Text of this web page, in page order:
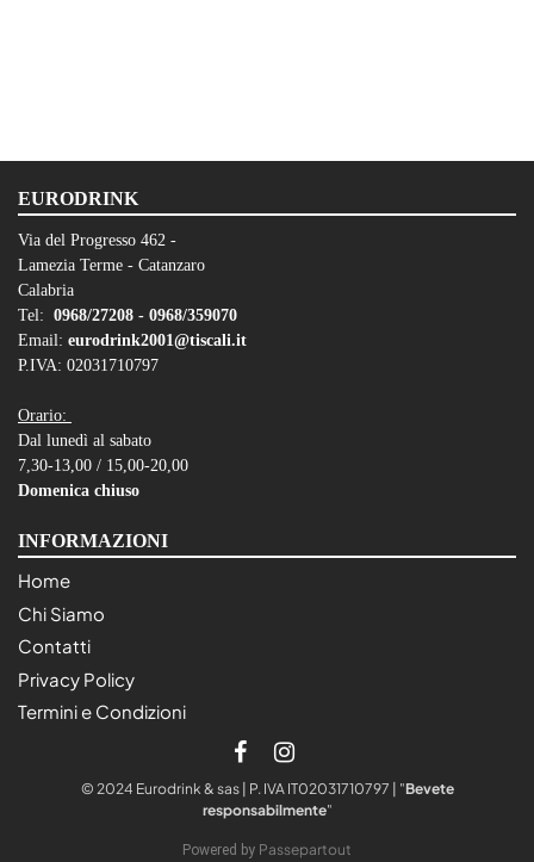
EURODRINK
Via del Progresso 462 -
Lamezia Terme - Catanzaro
Calabria
Tel: 0968/27208 - 0968/359070
Email: eurodrink2001@tiscali.it
P.IVA: 02031710797
Orario:
Dal lunedì al sabato
7,30-13,00 / 15,00-20,00
Domenica chiuso
INFORMAZIONI
Home
Chi Siamo
Contatti
Privacy Policy
Termini e Condizioni
© 2024 Eurodrink & sas | P. IVA IT02031710797 | "Bevete
responsabilmente"
Powered by Passepartout